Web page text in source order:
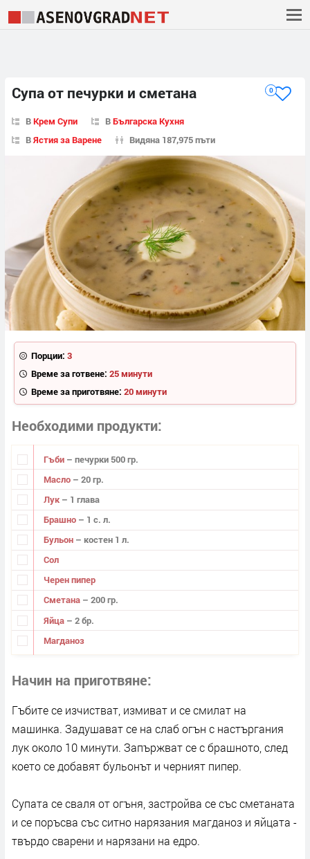
Супа от печурки и сметана 0
ВКрем Супи ВБългарска Кухня
ВЯстия за Варене Видяна 187,975 пъти
Порции: 3
Време за готвене: 25 минути
Време за приготвяне: 20 минути
Необходими продукти
Гъби – печурки 500 гр.
Масло – 20 гр.
Лук – 1 глава
Брашно – 1 с. л.
Бульон – костен 1 л.
Сол
Черен пипер
Сметана – 200 гр.
Яйца – 2 бр.
Магданоз
Начин на приготвяне
Гъбите се изчистват, измиват и се смилат на
машинка. Задушават се на слаб огън с настъргания
лук около 10 минути. Запържват се с брашното, след
което се добавят бульонът и черният пипер.
Супата се сваля от огъня, застройва се със сметаната
и се поръсва със ситно нарязания магданоз и яйцата -
твърдо сварени и нарязани на едро.